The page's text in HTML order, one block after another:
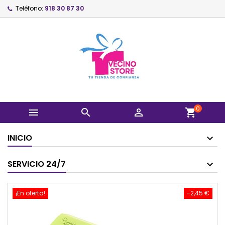
Teléfono: 918 30 87 30
   shopping_cart0
INICIO
SERVICIO 24/7
-2,45 €
¡En oferta!